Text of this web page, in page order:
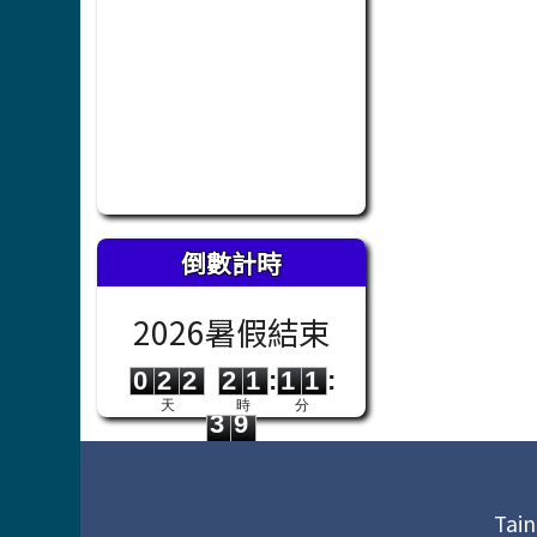
倒數計時
2026暑假結束
0
0
2
2
2
2
天
2
2
1
1
時
:
1
1
1
1
分
:
3
3
9
9